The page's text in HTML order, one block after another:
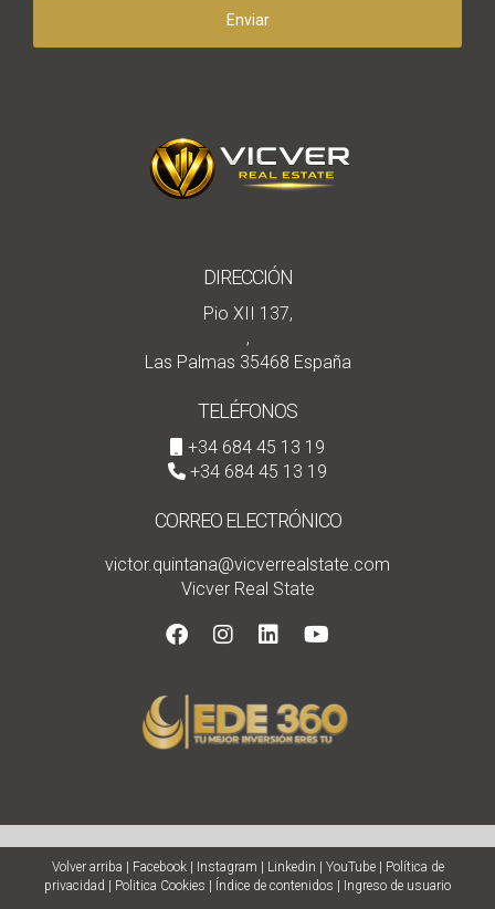
Enviar
DIRECCIÓN
Pio XII 137,
,
Las Palmas 35468 España
TELÉFONOS
+34 684 45 13 19
+34 684 45 13 19
CORREO ELECTRÓNICO
victor.quintana@vicverrealstate.com
Vicver Real State
Volver arriba Facebook| Instagram Linkedin YouTube|
Política de
privacidad
Politica Cookies Índice de contenidos Ingreso de usuario